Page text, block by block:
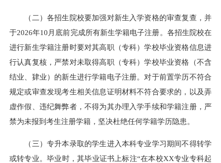
（二）各招生院校要加强对新生入学资格的审查复查，并
于2026年10月底前完成所有新生学籍电子注册。各招生院校在
进行新生学籍注册时要对其高职（专科）学校毕业资格信息进
行认真复核，严禁对未取得高职（专科）学校毕业资格（不含
结业、肄业）的新生进行学籍电子注册。对于前置学历不符合
规定或审查发现考生相关信息证明材料不符合要求的，以及弄
虚作假、违纪舞弊者，不得为其办理入学手续和学籍注册，严
禁为未报到考生注册学籍，坚决杜绝任何学籍学历隐患。
（三）专升本录取的学生进入本科专业学习期间不得转学
或转专业。毕业时，其毕业证书上标注“在本校XX专业专科起